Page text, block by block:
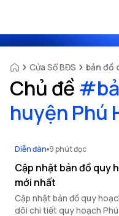
Cửa Sổ BĐS bản đồ
Chủ đề #
huyện Phú
Diễn đàn 9 phút đọc
Cập nhật bản đồ quy
mới nhất
Cập nhật bản đồ quy
dõi chi tiết quy hoạch